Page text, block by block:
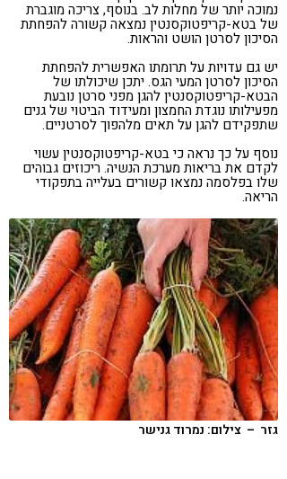
נמוכה יותר של מחלות לב. בנוסף, צריכה מוגברת
של בטא-קריפטוקסנטין נמצאה קשורה להפחתת
הסיכון לסרטן הושט והראות.
יש גם עדויות על תרומתו האפשרית להפחתת
הסיכון לסרטן המעי הגס. יתכן שיכולתו של
הבטא-קריפטוקסנטין להגן מפני סרטן נובעת
מפעילותו נוגדת החמצון ומעידוד הביטוי של גנים
שתפקידם להגן על תאים מלהפוך לסרטניים.
נוסף על כך נראה כי בטא-קריפטוקסנטין עשוי
לקדם את בריאות מערכת הנשיה. ריכוזים גבוהים
שלו בפלסמה נמצאו קשורים בעלייה בתפקודי
הריאה.
גזר – צילום: נמרוד גנישר